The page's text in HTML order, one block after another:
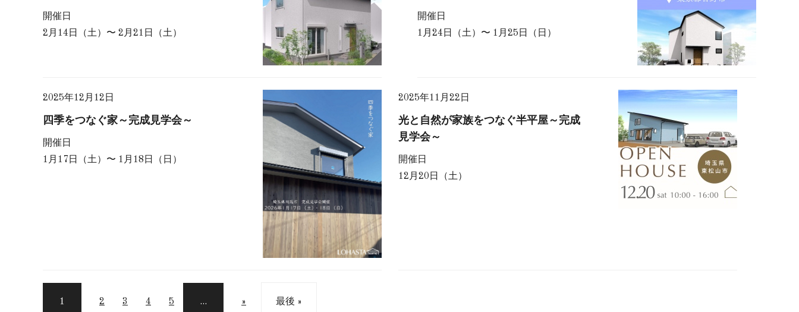
開催日
2月14日（土）〜 2月21日（土）
開催日
1月24日（土）〜 1月25日（日）
2025年12月12日
四季をつなぐ家～完成見学会～
開催日
1月17日（土）〜 1月18日（日）
2025年11月22日
光と自然が家族をつなぐ半平屋～完成
見学会～
開催日
12月20日（土）
1 2 3 4 5 ... » 最後 »